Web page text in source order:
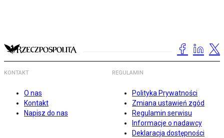
KONTAKT
O nas
Kontakt
Napisz do nas
REGULAMIN
Polityka Prywatności
Zmiana ustawień zgód
Regulamin serwisu
Informacje o nadawcy
Deklaracja dostępności